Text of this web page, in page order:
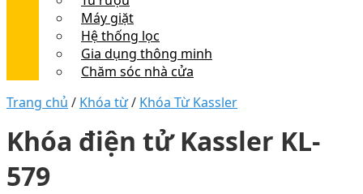
Máy giặt
Hệ thống lọc
Gia dụng thông minh
Chăm sóc nhà cửa
Trang chủ / Khóa từ/ Khóa Từ Kassler
Khóa điện tử Kassler KL-
579